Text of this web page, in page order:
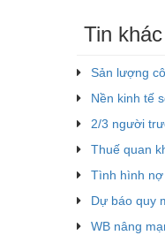
Tin khác
Sản lượng
Nền kinh tế
2/3 người
Thuế quan
Tình hình
Dự báo quy
WB nâng